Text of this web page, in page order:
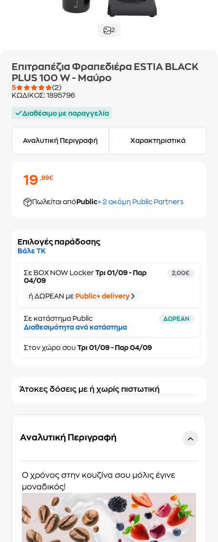
2
Επιτραπέζια Φραπεδιέρα ESTIA BLACK
PLUS 100 W - Μαύρο
5
(2)
ΚΩΔΙΚΟΣ: 1895796
Διαθέσιμο με παραγγελία
Αναλυτική Περιγραφή Χαρακτηριστικά
19,99€
Πωλείται από Public+ 2 ακόμη Public Partners
Επιλογές παράδοσης
Βάλε ΤΚ
Σε BOX NOW Locker Τρι 01/09 - Παρ
04/09
2,00€
ή ΔΩΡΕΑΝ με Public+ delivery
Σε κατάστημα Public ΔΩΡΕΑΝ
Διαθεσιμότητα ανά κατάστημα
Στον χώρο σου Τρι 01/09 - Παρ 04/09
Άτοκες δόσεις με ή χωρίς πιστωτική
Αναλυτική Περιγραφή
Ο χρόνος στην κουζίνα σου μόλις έγινε
μοναδικός!